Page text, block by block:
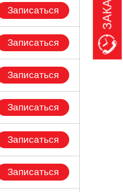
Записаться
Записаться
Записаться
Записаться
Записаться
Записаться